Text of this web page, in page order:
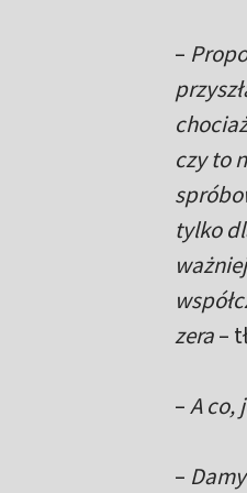
–
czy to
tylko
zera–
–A co,
–